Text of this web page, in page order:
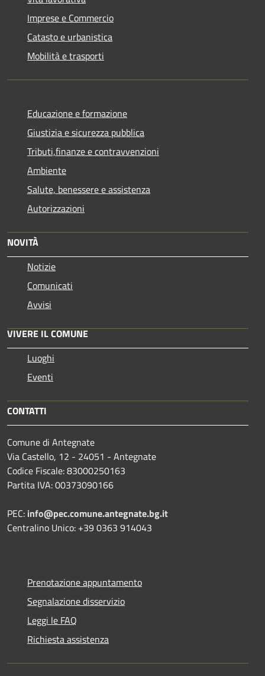
Imprese e Commercio
Catasto e urbanistica
Mobilità e trasporti
Educazione e formazione
Giustizia e sicurezza pubblica
Tributi,finanze e contravvenzioni
Ambiente
Salute, benessere e assistenza
Autorizzazioni
NOVITÀ
Notizie
Comunicati
Avvisi
VIVERE IL COMUNE
Luoghi
Eventi
CONTATTI
Comune di Antegnate
Via Castello, 12 - 24051 - Antegnate
Codice Fiscale: 83000250163
Partita IVA: 00373090166
PEC: info@pec.comune.antegnate.bg.it
Centralino Unico: +39 0363 914043
Prenotazione appuntamento
Segnalazione disservizio
Leggi le FAQ
Richiesta assistenza